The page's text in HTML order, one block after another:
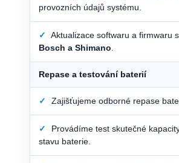
provozních údajů systému.
✓
Aktualizace softwaru a firmwaru
Bosch a Shimano
Repase a testování baterií
✓ Zajišťujeme odborné repase
✓
Provádíme test skutečné
stavu baterie.